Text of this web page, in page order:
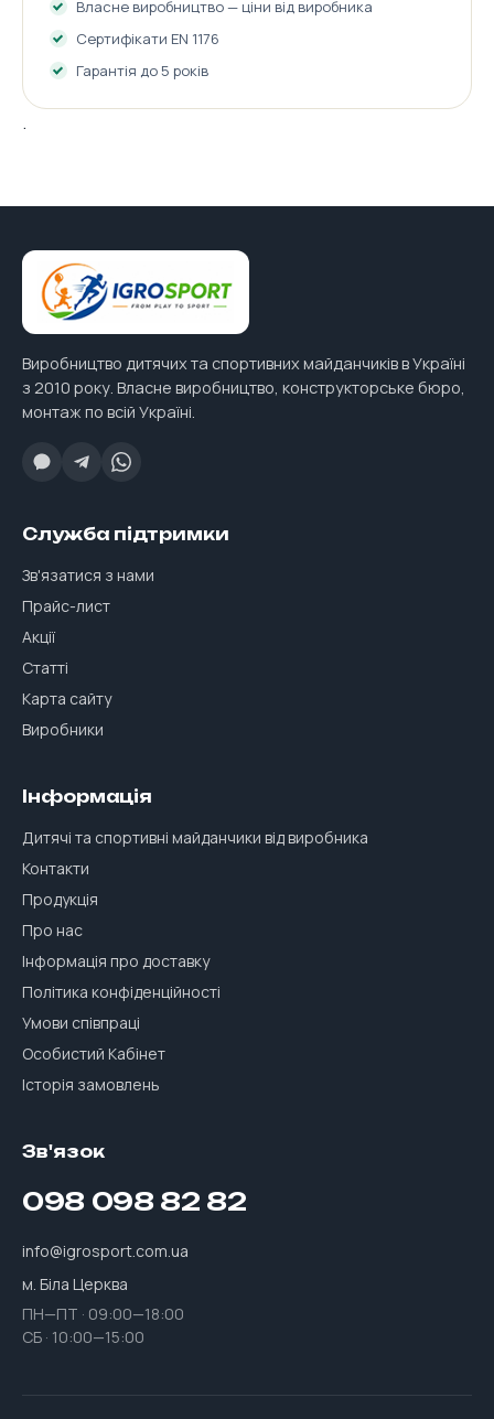
Власне виробництво — ціни від виробника
Сертифікати EN 1176
Гарантія до 5 років
.
Виробництво дитячих та спортивних майданчиків в Україні
з 2010 року. Власне виробництво, конструкторське бюро,
монтаж по всій Україні.
Служба підтримки
Зв'язатися з нами
Прайс-лист
Акції
Статті
Карта сайту
Виробники
Інформація
Дитячі та спортивні майданчики від виробника
Контакти
Продукція
Про нас
Інформація про доставку
Політика конфіденційності
Умови співпраці
Особистий Кабінет
Історія замовлень
Зв'язок
098 098 82 82
info@igrosport.com.ua
м. Біла Церква
ПН—ПТ · 09:00—18:00
СБ · 10:00—15:00